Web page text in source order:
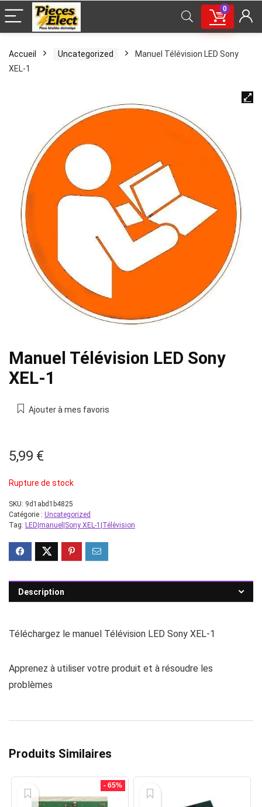
0
Accueil Uncategorized
Manuel Télévision LED Sony
XEL-1
Manuel Télévision LED Sony
XEL-1
Ajouter à mes favoris
5,99 €
Rupture de stock
SKU: 9d1abd1b4825
Catégorie : Uncategorized
Tag: LED|manuel|Sony XEL-1|Télévision
Description
Téléchargez le manuel Télévision LED Sony XEL-1
Apprenez à utiliser votre produit et à résoudre les
problèmes
Produits Similaires
- 65%